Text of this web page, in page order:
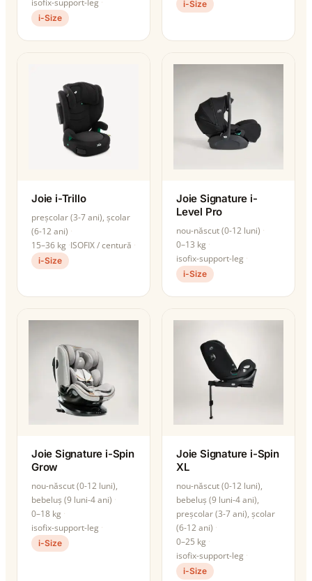
isofix-support-leg
i-Size
i-Size
Joie i-Trillo
preșcolar (3-7 ani), școlar
(6-12 ani)
15–36 kg ISOFIX / centură
i-Size
Joie Signature i-
Level Pro
nou-născut (0-12 luni)
0–13 kg
isofix-support-leg
i-Size
Joie Signature i-Spin
Grow
nou-născut (0-12 luni),
bebeluș (9 luni-4 ani)
0–18 kg
isofix-support-leg
i-Size
Joie Signature i-Spin
XL
nou-născut (0-12 luni),
bebeluș (9 luni-4 ani),
preșcolar (3-7 ani), școlar
(6-12 ani)
0–25 kg
isofix-support-leg
i-Size